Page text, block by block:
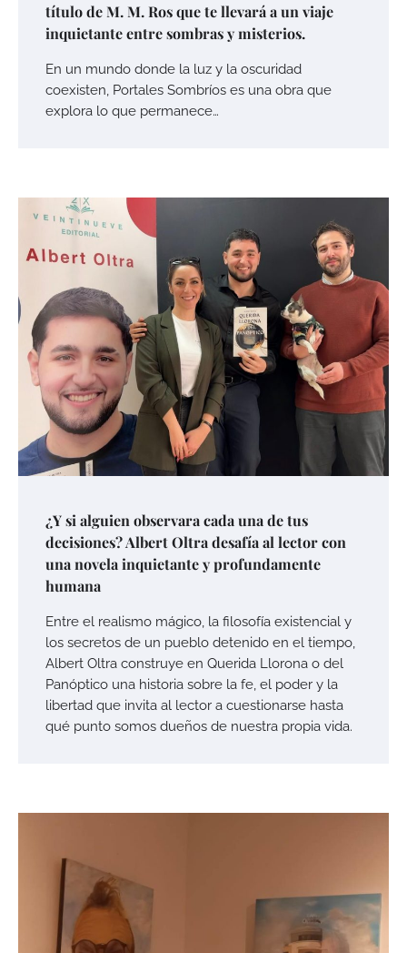
título de M. M. Ros que te llevará a un viaje
inquietante entre sombras y misterios.
En un mundo donde la luz y la oscuridad
coexisten, Portales Sombríos es una obra que
explora lo que permanece…
¿Y si alguien observara cada una de tus
decisiones? Albert Oltra desafía al lector con
una novela inquietante y profundamente
humana
Entre el realismo mágico, la filosofía existencial y
los secretos de un pueblo detenido en el tiempo,
Albert Oltra construye en Querida Llorona o del
Panóptico una historia sobre la fe, el poder y la
libertad que invita al lector a cuestionarse hasta
qué punto somos dueños de nuestra propia vida.